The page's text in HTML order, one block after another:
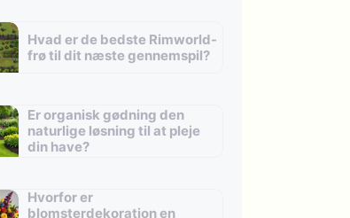
Hvad er de bedste Rimworld-
frø til dit næste gennemspil?
Er organisk gødning den
naturlige løsning til at pleje
din have?
Hvorfor er
blomsterdekoration en